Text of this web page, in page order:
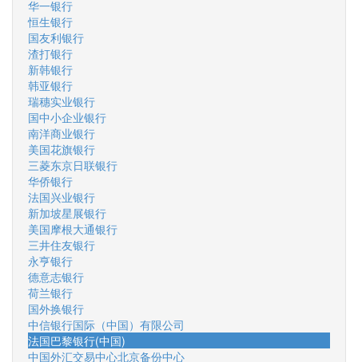
华一银行
恒生银行
国友利银行
渣打银行
新韩银行
韩亚银行
瑞穗实业银行
国中小企业银行
南洋商业银行
美国花旗银行
三菱东京日联银行
华侨银行
法国兴业银行
新加坡星展银行
美国摩根大通银行
三井住友银行
永亨银行
德意志银行
荷兰银行
国外换银行
中信银行国际（中国）有限公司
法国巴黎银行(中国)
中国外汇交易中心北京备份中心